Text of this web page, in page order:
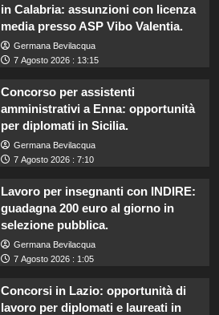
in Calabria: assunzioni con licenza
media presso ASP Vibo Valentia.
Germana Bevilacqua
7 Agosto 2026 : 13:15
Concorso per assistenti
amministrativi a Enna: opportunità
per diplomati in Sicilia.
Germana Bevilacqua
7 Agosto 2026 : 7:10
Lavoro per insegnanti con INDIRE:
guadagna 200 euro al giorno in
selezione pubblica.
Germana Bevilacqua
7 Agosto 2026 : 1:05
Concorsi in Lazio: opportunità di
lavoro per diplomati e laureati in